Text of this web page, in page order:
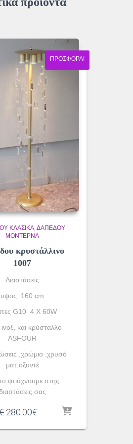
ΠΡΟΣΦΟΡΆ!
ΚΛΑΣΙΚΆ ΔΑΠΈΔΟΥ
ΜΟΝΤΈΡΝΑ
κρυστάλλινο
1007
Διαστάσεις
υψος 160 cm
G10 4 X 60W
ινοξ, και κρύσταλλο
ASFOUR
,χρώμιο ,χρυσό
ματ,οξυντέ
φτιάχνουμε στης
σας
Original
was:
280.00€Η
τιμή